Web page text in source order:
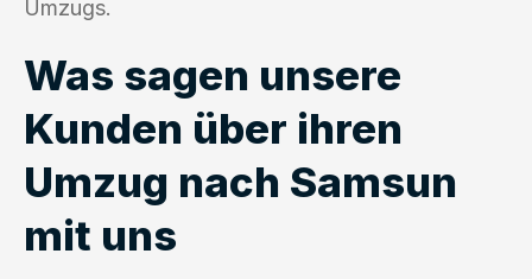
Umzugs.
Was sagen unsere
Kunden über ihren
Umzug nach Samsun
mit uns